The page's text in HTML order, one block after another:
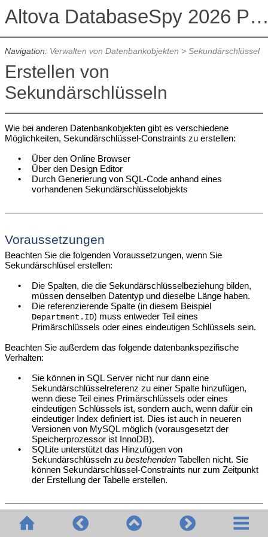
Altova DatabaseSpy 2026
Navigation: Verwalten von Datenbankobjekten > Sekundärschlüssel
Erstellen von
Sekundärschlüsseln
Wie bei anderen Datenbankobjekten gibt es verschiedene
Möglichkeiten, Sekundärschlüssel-Constraints zu erstellen:
•
Über den Online Browser
•
Über den Design Editor
•
Durch Generierung von SQL-Code anhand eines
vorhandenen Sekundärschlüsselobjekts
Voraussetzungen
Beachten Sie die folgenden Voraussetzungen, wenn Sie
Sekundärschlüsel erstellen:
•
Die Spalten, die die Sekundärschlüsselbeziehung bilden,
müssen denselben Datentyp und dieselbe Länge haben.
•
Die referenzierende Spalte (in diesem Beispiel
Department.ID) muss entweder Teil eines
Primärschlüssels oder eines eindeutigen Schlüssels sein.
Beachten Sie außerdem das folgende datenbankspezifische
Verhalten:
•
Sie können in SQL Server nicht nur dann eine
Sekundärschlüsselreferenz zu einer Spalte hinzufügen,
wenn diese Teil eines Primärschlüssels oder eines
eindeutigen Schlüssels ist, sondern auch, wenn dafür ein
eindeutiger Index definiert ist. Dies ist auch in neueren
Versionen von MySQL möglich (vorausgesetzt der
Speicherprozessor ist InnoDB).
•
SQLite unterstützt das Hinzufügen von
Sekundärschlüsseln zubestehenden Tabellen nicht. Sie
können Sekundärschlüssel-Constraints nur zum Zeitpunkt
der Erstellung der Tabelle erstellen.
Vorbereiten der Datenbank